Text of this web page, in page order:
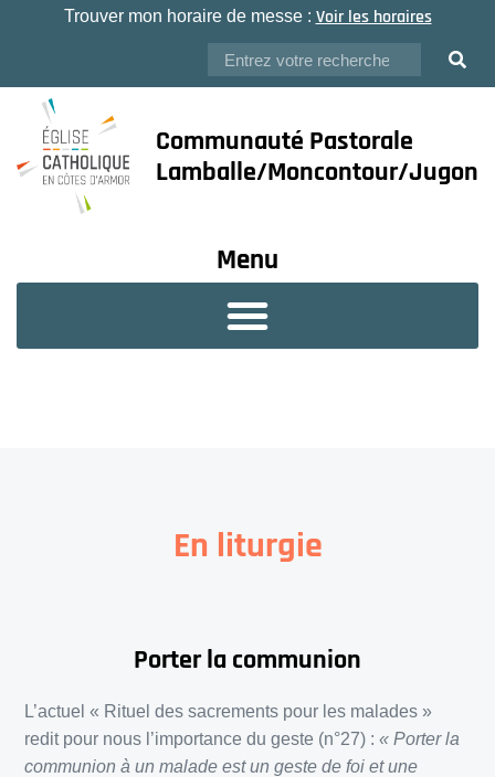
Trouver mon horaire de messe : Voir les horaires
Communauté Pastorale
Lamballe/Moncontour/Jugon
Menu
En liturgie
Porter la communion
L’actuel « Rituel des sacrements pour les malades »
redit pour nous l’importance du geste (n°27) :« Porter la
communion à un malade est un geste de foi et une